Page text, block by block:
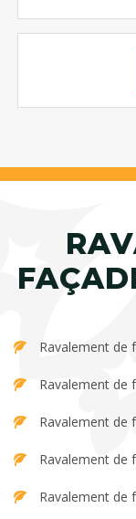
Ravalement de
Ravalement de
Ravalement de
Ravalement de
Ravalement de